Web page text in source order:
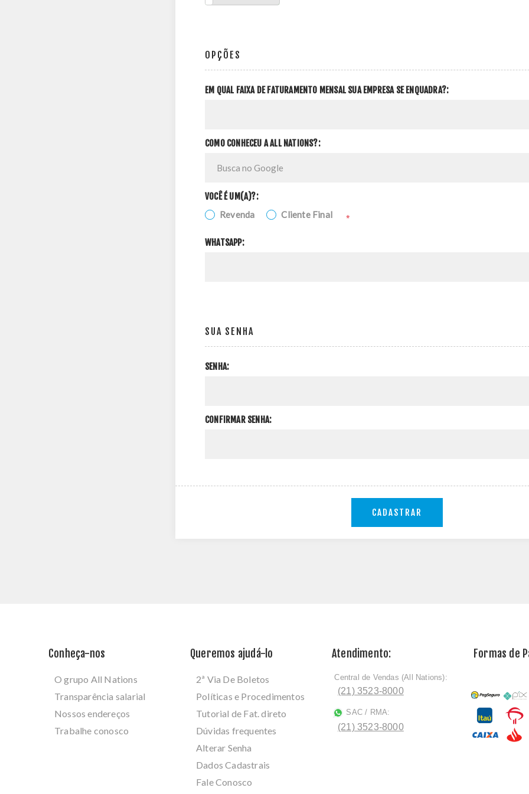
OPÇÕES
EM QUAL FAIXA DE FATURAMENTO MENSAL SUA EMPRESA SE ENQUADRA?:
COMO CONHECEU A ALL NATIONS?:
VOCÊ É UM(A)?:
Revenda Cliente Final *
WHATSAPP:
SUA SENHA
SENHA:
CONFIRMAR SENHA:
CADASTRAR
Conheça-nos
O grupo All Nations
Transparência salarial
Nossos endereços
Trabalhe conosco
Queremos ajudá-lo
2ª Via De Boletos
Políticas e Procedimentos
Tutorial de Fat. direto
Dúvidas frequentes
Alterar Senha
Dados Cadastrais
Fale Conosco
Atendimento:
ﾠCentral de Vendas (All Nations):
(21) 3523-8000
SAC / RMA:
(21) 3523-8000
Formas de